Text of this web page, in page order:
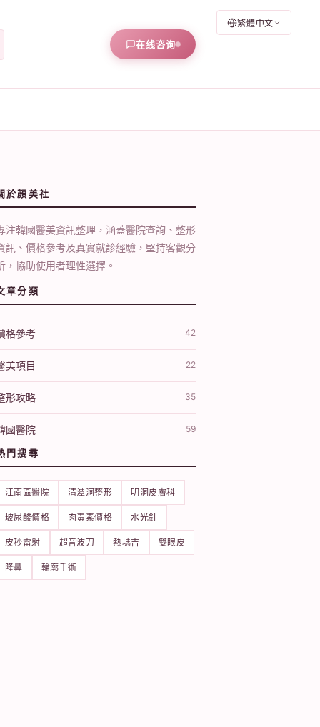
繁體中文
在线咨询
於顔美社
注韓國醫美資訊整理，涵蓋醫院查詢、整形
訊、價格參考及真實就診經驗，堅持客觀分
，協助使用者理性選擇。
章分類
格參考 42
美項目 22
形攻略 35
國醫院 59
門搜尋
江南區醫院 清潭洞整形 明洞皮膚科
玻尿酸價格 肉毒素價格 水光針
皮秒雷射 超音波刀 熱瑪吉 雙眼皮
隆鼻 輪廓手術